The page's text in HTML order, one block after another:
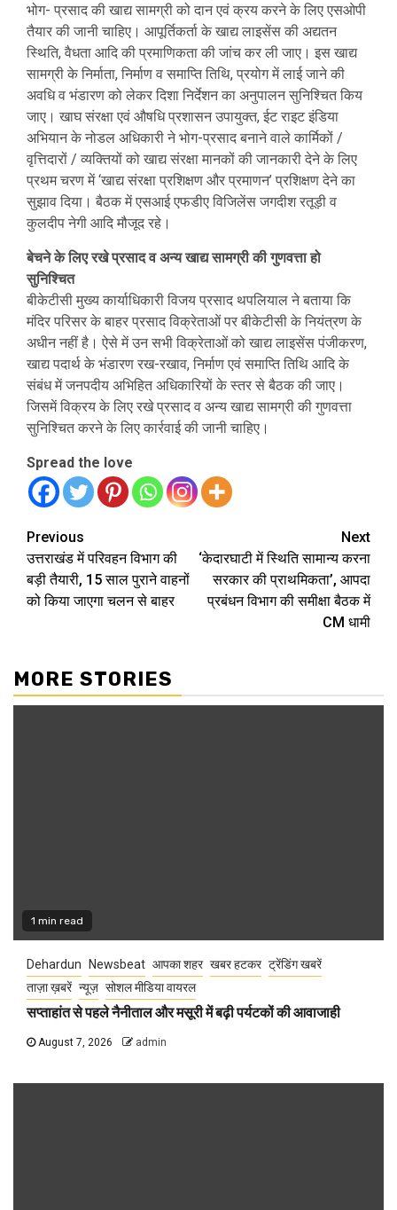
भोग- प्रसाद की खाद्य सामग्री को दान एवं क्रय करने के लिए एसओपी
तैयार की जानी चाहिए। आपूर्तिकर्ता के खाद्य लाइसेंस की अद्यतन
स्थिति, वैधता आदि की प्रमाणिकता की जांच कर ली जाए। इस खाद्य
सामग्री के निर्माता, निर्माण व समाप्ति तिथि, प्रयोग में लाई जाने की
अवधि व भंडारण को लेकर दिशा निर्देशन का अनुपालन सुनिश्चित किय
जाए। खाघ संरक्षा एवं औषधि प्रशासन उपायुक्त, ईट राइट इंडिया
अभियान के नोडल अधिकारी ने भोग-प्रसाद बनाने वाले कार्मिकों /
वृत्तिदारों / व्यक्तियों को खाद्य संरक्षा मानकों की जानकारी देने के लिए
प्रथम चरण में ‘खाद्य संरक्षा प्रशिक्षण और प्रमाणन’ प्रशिक्षण देने का
सुझाव दिया। बैठक में एसआई एफडीए विजिलेंस जगदीश रतूड़ी व
कुलदीप नेगी आदि मौजूद रहे।
बेचने के लिए रखे प्रसाद व अन्य खाद्य सामग्री की गुणवत्ता हो
सुनिश्चित
बीकेटीसी मुख्य कार्याधिकारी विजय प्रसाद थपलियाल ने बताया कि
मंदिर परिसर के बाहर प्रसाद विक्रेताओं पर बीकेटीसी के नियंत्रण के
अधीन नहीं है। ऐसे में उन सभी विक्रेताओं को खाद्य लाइसेंस पंजीकरण,
खाद्य पदार्थ के भंडारण रख-रखाव, निर्माण एवं समाप्ति तिथि आदि के
संबंध में जनपदीय अभिहित अधिकारियों के स्तर से बैठक की जाए।
जिसमें विक्रय के लिए रखे प्रसाद व अन्य खाद्य सामग्री की गुणवत्ता
सुनिश्चित करने के लिए कार्रवाई की जानी चाहिए।
Spread the love
Continue
Reading
Previous
उत्तराखंड में परिवहन विभाग की
बड़ी तैयारी, 15 साल पुराने वाहनों
को किया जाएगा चलन से बाहर
Next
‘केदारघाटी में स्थिति सामान्य करना
सरकार की प्राथमिकता’, आपदा
प्रबंधन विभाग की समीक्षा बैठक में
CM धामी
MORE STORIES
1 min read
Dehardun Newsbeat आपका शहर खबर हटकर ट्रेंडिंग खबरें
ताज़ा ख़बरें न्यूज़ सोशल मीडिया वायरल
सप्ताहांत से पहले नैनीताल और मसूरी में बढ़ी पर्यटकों की आवाजाही
August 7, 2026 admin